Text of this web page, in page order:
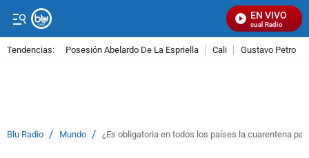
EN VIVO
Señal Visual Radio
Tendencias: Posesión Abelardo De La Espriella Cali Gustavo Petro
Blu Radio / Mundo / ¿Es obligatoria en todos los países la cuarentena